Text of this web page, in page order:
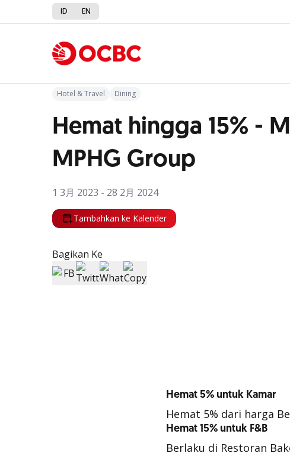
ID EN
Kembali ke Promo
Hotel & Travel Dining
Hemat hingga 15% -
MPHG Group
1 3月 2023 - 28 2月 2024
Tambahkan ke Kalender
Bagikan Ke
Hemat 5% untuk Kamar
Hemat 5% dari harga
Hemat 15% untuk F&B
Berlaku di Restoran